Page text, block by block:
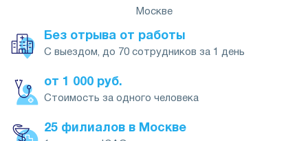
Москве
Без отрыва от работы
С выездом, до 70 сотрудников за 1 день
от 1 000 руб.
Стоимость за одного человека
25 филиалов в Москве